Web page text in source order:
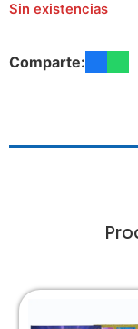
Sin existencias
Comparte: